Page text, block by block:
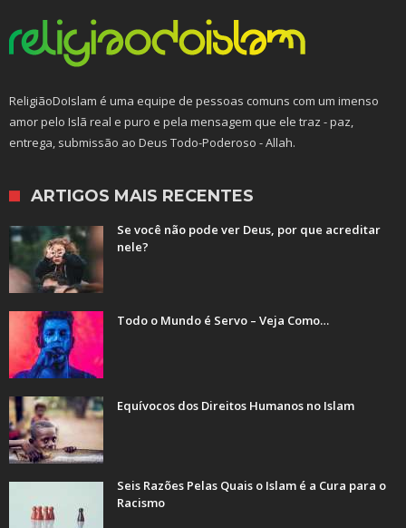
ReligiãoDoIslam é uma equipe de pessoas comuns com um imenso
amor pelo Islã real e puro e pela mensagem que ele traz - paz,
entrega, submissão ao Deus Todo-Poderoso - Allah.
ARTIGOS MAIS RECENTES
Se você não pode ver Deus, por que acreditar
nele?
Todo o Mundo é Servo – Veja Como…
Equívocos dos Direitos Humanos no Islam
Seis Razões Pelas Quais o Islam é a Cura para o
Racismo